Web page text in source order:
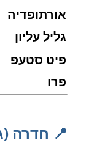
אורתופדיה
גליל עליון
פיט סטעפ
פרו
📍 חדרה